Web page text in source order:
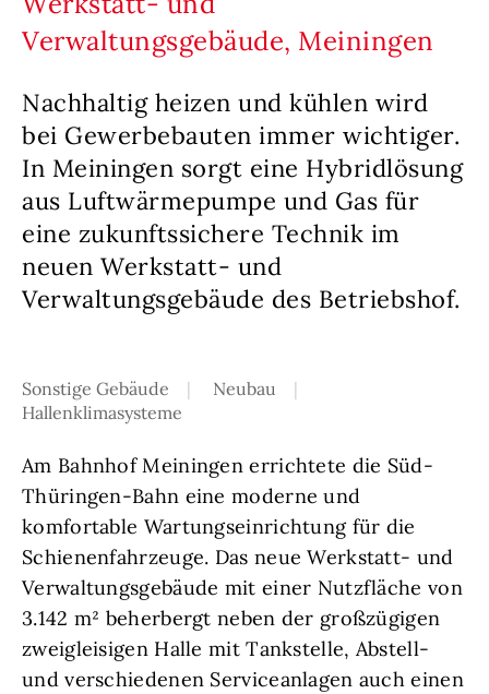
Verwaltungsgebäude, Meiningen
Nachhaltig heizen und kühlen wird
bei Gewerbebauten immer wichtiger.
In Meiningen sorgt eine Hybridlösung
aus Luftwärmepumpe und Gas für
eine zukunftssichere Technik im
neuen Werkstatt- und
Verwaltungsgebäude des Betriebshof.
Sonstige Gebäude
Neubau
Hallenklimasysteme
Am Bahnhof Meiningen errichtete die Süd-
Thüringen-Bahn eine moderne und
komfortable Wartungseinrichtung für die
Schienenfahrzeuge. Das neue Werkstatt- und
Verwaltungsgebäude mit einer Nutzfläche von
3.142 m² beherbergt neben der großzügigen
zweigleisigen Halle mit Tankstelle, Abstell-
und verschiedenen Serviceanlagen auch einen